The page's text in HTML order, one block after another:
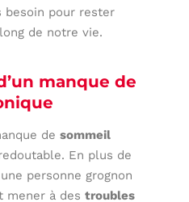
besoin pour rester
de notre vie.
manque de
desommeil
En plus de
personne grognon
mener à destroubles